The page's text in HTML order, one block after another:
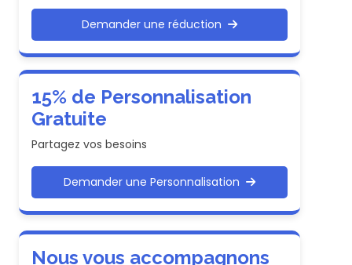
Demander une réduction
15% de Personnalisation
Gratuite
Partagez vos besoins
Demander une Personnalisation
Nous vous accompagnons